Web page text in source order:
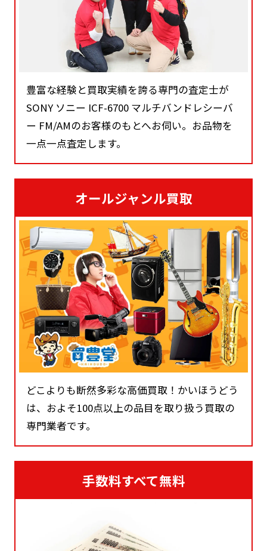
豊富な経験と買取実績を誇る専門の査定士が
SONY ソニー ICF-6700 マルチバンドレシーバ
ー FM/AMのお客様のもとへお伺い。お品物を
一点一点査定します。
オールジャンル買取
どこよりも断然多彩な高価買取！かいほうどう
は、およそ100点以上の品目を取り扱う買取の
専門業者です。
手数料すべて無料